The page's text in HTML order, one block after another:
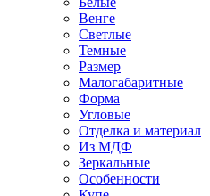
Венге
Светлые
Темные
Размер
Малогабаритные
Форма
Угловые
Отделка и материал
Из МДФ
Зеркальные
Особенности